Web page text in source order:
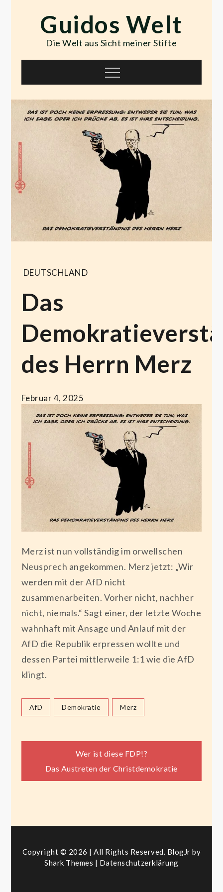
contentGuidos Welt
Die Welt aus Sicht meiner Stifte
Menu
DEUTSCHLAND
Das
des Herrn Merz
Februar 4, 2025
Merz ist nun vollständig im orwellschen
Neusprech angekommen. Merz jetzt: „Wir
werden mit der AfD nicht
zusammenarbeiten. Vorher nicht, nachher
nicht, niemals.“ Sagt einer, der letzte Woche
wahnhaft mit Ansage und Anlauf mit der
AfD die Republik erpressen wollte und
dessen Partei mittlerweile 1:1 wie die AfD
klingt.
AfD Demokratie Merz
Beitragsnavigation
Wer ist diese FDP!?
Das Austreten der Christdemokratie
Copyright © 2026 | All Rights Reserved. BlogJr by
Shark Themes | Datenschutzerklärung